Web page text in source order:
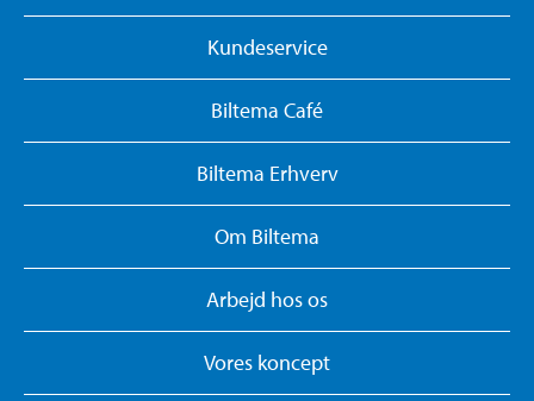
Kundeservice
Biltema Café
Biltema Erhverv
Om Biltema
Arbejd hos os
Vores koncept